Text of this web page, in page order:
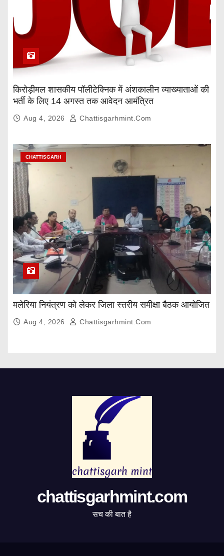
किरोड़ीमल शासकीय पॉलीटेक्निक में अंशकालीन व्याख्याताओं की
भर्ती के लिए 14 अगस्त तक आवेदन आमंत्रित
Aug 4, 2026 Chattisgarhmint.com
CHATTISGARH
मलेरिया नियंत्रण को लेकर जिला स्तरीय समीक्षा बैठक आयोजित
Aug 4, 2026 Chattisgarhmint.com
chattisgarhmint.com
सच की बात है